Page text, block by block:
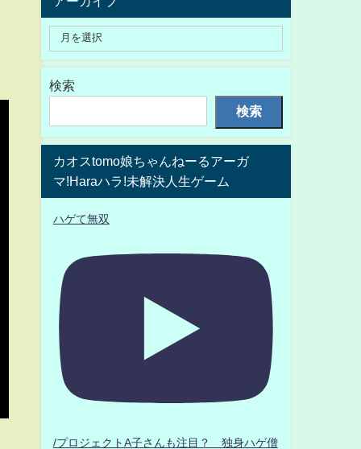
検索
検索
カオスtomo娘ちゃんねーるアーガ
マ!Haraハラ!未解決人生ゲーム
ハゲて無双
/プロジェクトA子さんも注目？ 独身ハゲ僧